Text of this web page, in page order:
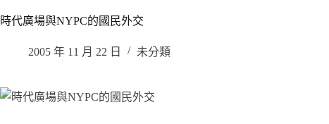
時代廣場與NYPC的國民外交
2005 年 11 月 22 日 未分類